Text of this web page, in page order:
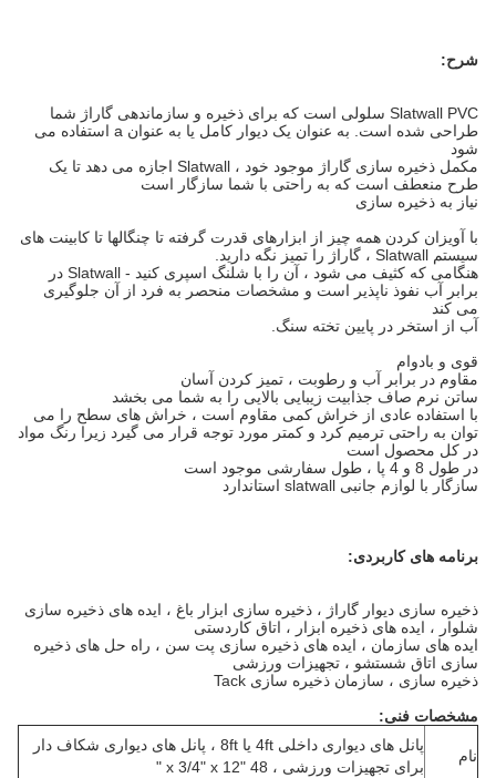
شرح:
Slatwall PVC سلولی است که برای ذخیره و سازماندهی گاراژ شما
طراحی شده است.
به عنوان یک دیوار کامل یا به عنوان a استفاده می
شود
مکمل ذخیره سازی گاراژ موجود خود ، Slatwall اجازه می دهد تا یک
طرح منعطف است که به راحتی با شما سازگار است
نیاز به ذخیره سازی
با آویزان کردن همه چیز از ابزارهای قدرت گرفته تا چنگالها تا کابینت های
سیستم Slatwall ، گاراژ را تمیز نگه دارید.
هنگامی که کثیف می شود ، آن را با شلنگ اسپری کنید - Slatwall در
برابر آب نفوذ ناپذیر است و مشخصات منحصر به فرد از آن جلوگیری
می کند
آب از استخر در پایین تخته سنگ.
قوی و بادوام
مقاوم در برابر آب و رطوبت ، تمیز کردن آسان
ساتن نرم صاف جذابیت زیبایی بالایی را به شما می بخشد
با استفاده عادی از خراش کمی مقاوم است ، خراش های سطح را می
توان به راحتی ترمیم کرد و کمتر مورد توجه قرار می گیرد زیرا رنگ مواد
در کل محصول است
در طول 8 و 4 پا ، طول سفارشی موجود است
سازگار با لوازم جانبی slatwall استاندارد
برنامه های کاربردی:
ذخیره سازی دیوار گاراژ ، ذخیره سازی ابزار باغ ، ایده های ذخیره سازی
شلوار ، ایده های ذخیره ابزار ، اتاق کاردستی
ایده های سازمان ، ایده های ذخیره سازی پت سن ، راه حل های ذخیره
سازی اتاق شستشو ، تجهیزات ورزشی
ذخیره سازی ، سازمان ذخیره سازی Tack
مشخصات فنی:
نام
پانل های دیواری داخلی 4ft یا 8ft ، پانل های دیواری شکاف دار
برای تجهیزات ورزشی ، 48 "x 3/4" x 12 "